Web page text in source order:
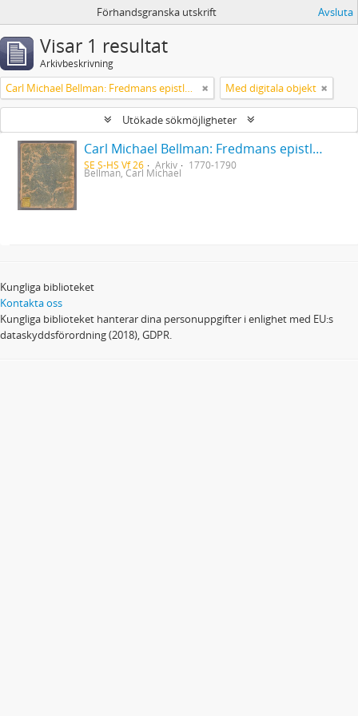
Förhandsgranska utskrift Avsluta
Visar 1 resultat
Arkivbeskrivning
Carl Michael Bellman: Fredmans epistlar [Nechers ex.]. Ep. 1-50 Med digitala objekt
Utökade sökmöjligheter
Carl Michael Bellman: Fredmans epistlar [Nechers ex.]. Ep. 1-50
SE S-HS Vf 26 Arkiv 1770-1790
Bellman, Carl Michael
Kungliga biblioteket
Kontakta oss
Kungliga biblioteket hanterar dina personuppgifter i enlighet med EU:s
dataskyddsförordning (2018), GDPR.